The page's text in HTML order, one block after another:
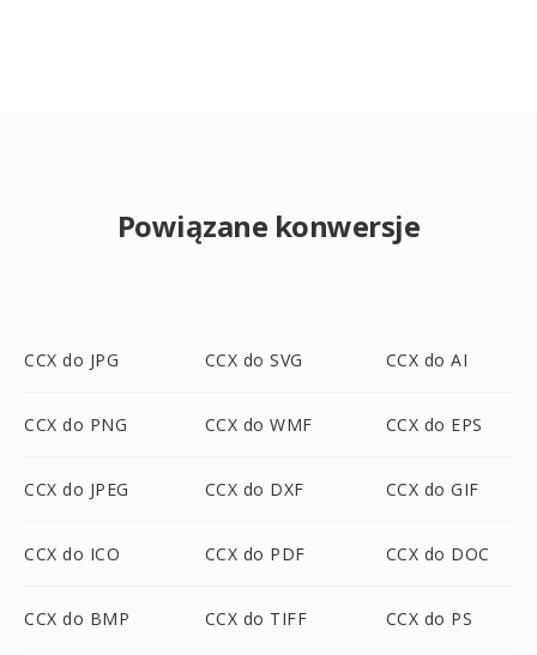
Powiązane konwersje
CCX do JPG CCX do SVG CCX do AI
CCX do PNG CCX do WMF CCX do EPS
CCX do JPEG CCX do DXF CCX do GIF
CCX do ICO CCX do PDF CCX do DOC
CCX do BMP CCX do TIFF CCX do PS